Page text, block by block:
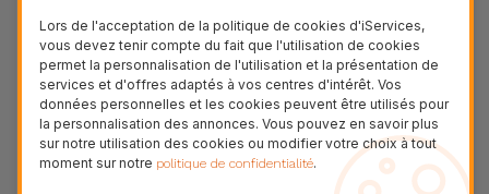
Poser un protecteur d'écran pour iPhone est
assez simple. Chez iServices, nos protecteurs en
verre pour iPhone sont fournis avec un kit qui
rend ce processus encore plus facile. Assurez-
vous que l'écran de votre iPhone est propre.
Lors de l'acceptation de la politique de cookies d'iServices,
vous devez tenir compte du fait que l'utilisation de cookies
permet la personnalisation de l'utilisation et la présentation de
services et d'offres adaptés à vos centres d'intérêt. Vos
données personnelles et les cookies peuvent être utilisés pour
la personnalisation des annonces. Vous pouvez en savoir plus
sur notre utilisation des cookies ou modifier votre choix à tout
moment sur notre politique de confidentialité.